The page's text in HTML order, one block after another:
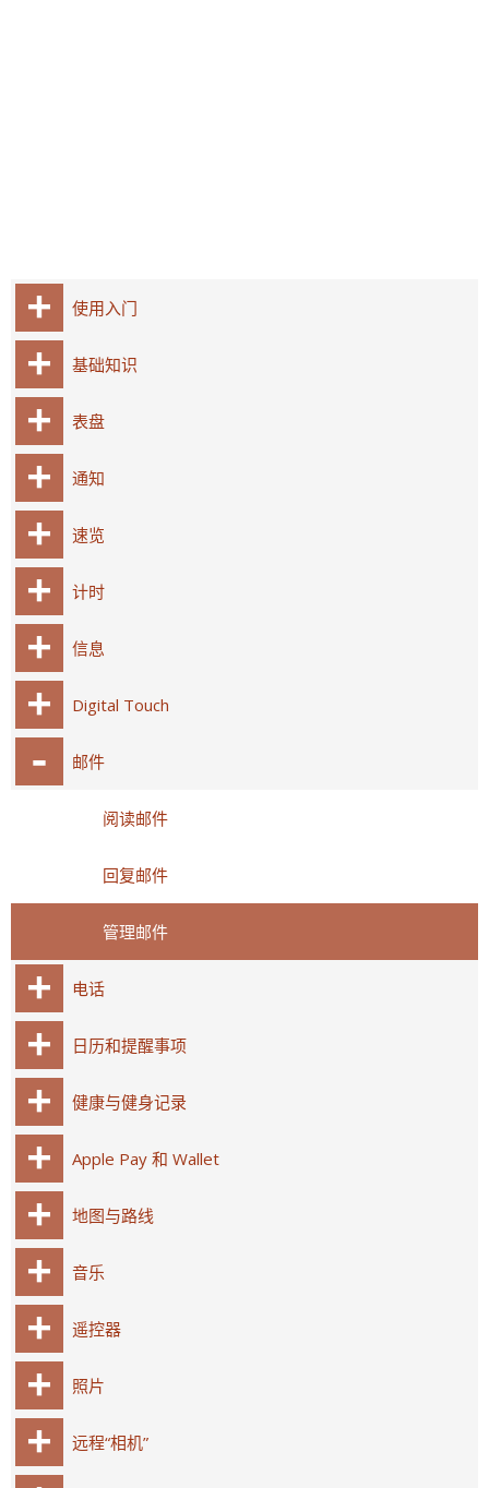
使用入门
基础知识
表盘
通知
速览
计时
信息
Digital Touch
邮件
阅读邮件
回复邮件
管理邮件
电话
日历和提醒事项
健康与健身记录
Apple Pay 和 Wallet
地图与路线
音乐
遥控器
照片
远程“相机”